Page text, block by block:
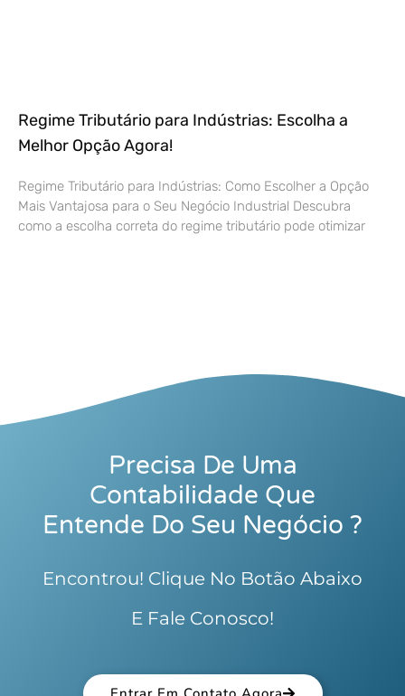
Regime Tributário para Indústrias: Escolha a
Melhor Opção Agora!
Regime Tributário para Indústrias: Como Escolher a Opção
Mais Vantajosa para o Seu Negócio Industrial Descubra
como a escolha correta do regime tributário pode otimizar
Precisa De Uma
Contabilidade Que
Entende Do Seu Negócio ?
Encontrou! Clique No Botão Abaixo
E Fale Conosco!